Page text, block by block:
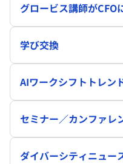
グロービス講師がCFO
学び交換
AIワークシフトトレン
セミナー／カンファレ
ダイバーシティニュー